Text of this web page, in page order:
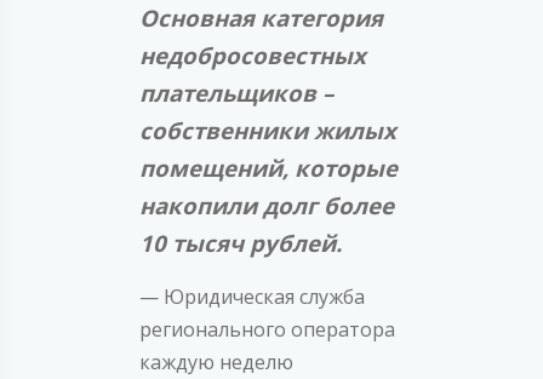
Основная категория
недобросовестных
плательщиков –
собственники жилых
помещений, которые
накопили долг более
10 тысяч рублей.
— Юридическая служба
регионального оператора
каждую неделю